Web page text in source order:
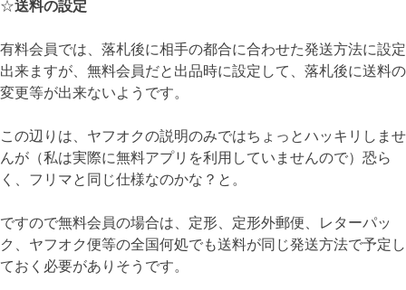
☆送料の設定
有料会員では、落札後に相手の都合に合わせた発送方法に設定
出来ますが、無料会員だと出品時に設定して、落札後に送料の
変更等が出来ないようです。
この辺りは、ヤフオクの説明のみではちょっとハッキリしませ
んが（私は実際に無料アプリを利用していませんので）恐ら
く、フリマと同じ仕様なのかな？と。
ですので無料会員の場合は、定形、定形外郵便、レターパッ
ク、ヤフオク便等の全国何処でも送料が同じ発送方法で予定し
ておく必要がありそうです。